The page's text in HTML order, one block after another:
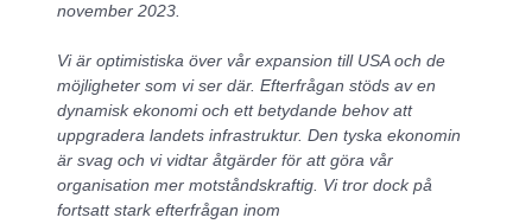
november 2023.
Vi är optimistiska över vår expansion till USA och de
möjligheter som vi ser där. Efterfrågan stöds av en
dynamisk ekonomi och ett betydande behov att
uppgradera landets infrastruktur. Den tyska ekonomin
är svag och vi vidtar åtgärder för att göra vår
organisation mer motståndskraftig. Vi tror dock på
fortsatt stark efterfrågan inom